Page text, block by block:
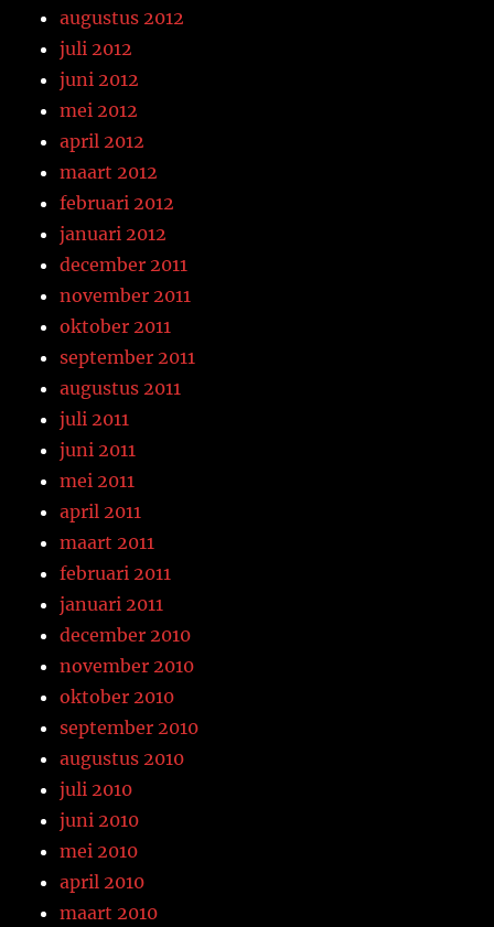
augustus 2012
juli 2012
juni 2012
mei 2012
april 2012
maart 2012
februari 2012
januari 2012
december 2011
november 2011
oktober 2011
september 2011
augustus 2011
juli 2011
juni 2011
mei 2011
april 2011
maart 2011
februari 2011
januari 2011
december 2010
november 2010
oktober 2010
september 2010
augustus 2010
juli 2010
juni 2010
mei 2010
april 2010
maart 2010